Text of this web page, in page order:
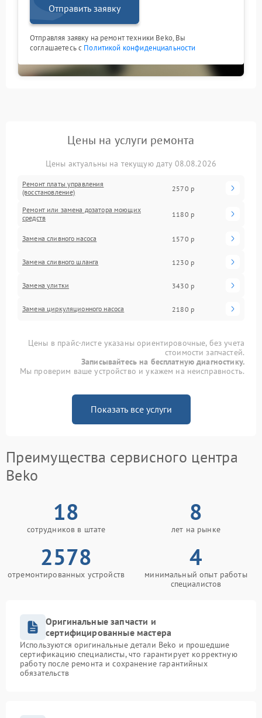
Отправить заявку
Отправляя заявку на ремонт техники Beko, Вы
соглашаетесь с Политикой конфиденциальности
Цены на услуги ремонта
Цены актуальны на текущую дату 08.08.2026
Ремонт платы управления
(восстановление)
2570 р
Ремонт или замена дозатора моющих
средств
1180 р
Замена сливного насоса 1570 р
Замена сливного шланга 1230 р
Замена улитки 3430 р
Замена циркуляционного насоса 2180 р
Цены в прайс-листе указаны ориентировочные, без учета
стоимости запчастей.
Записывайтесь на бесплатную диагностику.
Мы проверим ваше устройство и укажем на неисправность.
Показать все услуги
Преимущества сервисного центра
Beko
18
сотрудников в штате
8
лет на рынке
2578
отремонтированных устройств
4
минимальный опыт работы
специалистов
Оригинальные запчасти и
сертифицированные мастера
Используются оригинальные детали Beko и прошедшие
сертификацию специалисты, что гарантирует корректную
работу после ремонта и сохранение гарантийных
обязательств